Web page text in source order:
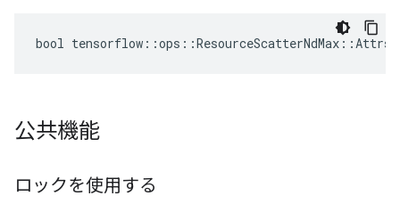
bool
公共機能
ロックを使用する